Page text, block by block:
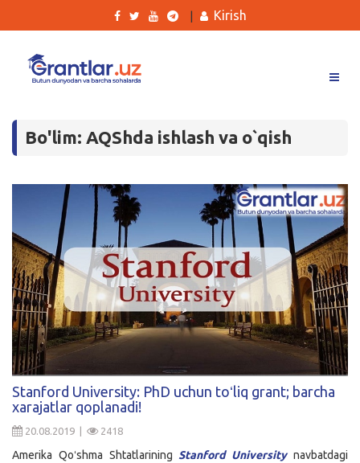
Tanlovlar
Kurslar
Blog
Yana
Qidirish
Kirish
Kirish
Bo'lim: AQShda ishlash va o`qish
Stanford University: PhD uchun toʻliq grant; barcha
xarajatlar qoplanadi!
20.08.2019 | 2418
Amerika Qoʻshma Shtatlarining Stanford Universitynavbatdagi